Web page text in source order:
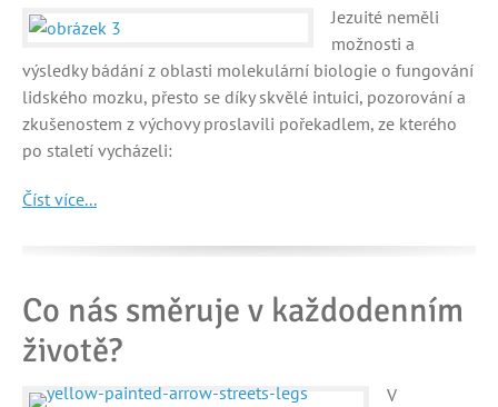
Jezuité neměli
možnosti a
výsledky bádání z oblasti molekulární biologie o fungování
lidského mozku, přesto se díky skvělé intuici, pozorování a
zkušenostem z výchovy proslavili pořekadlem, ze kterého
po staletí vycházeli:
Číst více...
Co nás směruje v každodenním
životě?
V